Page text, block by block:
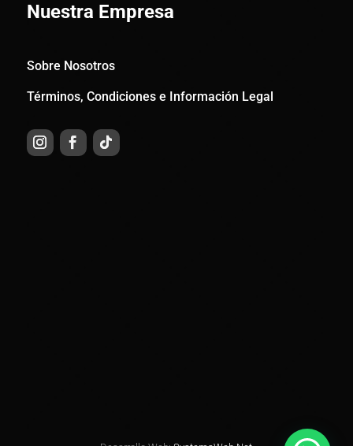
Nuestra Empresa
Sobre Nosotros
Términos, Condiciones e Información Legal